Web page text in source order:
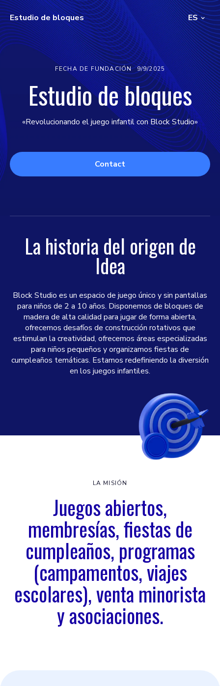
Estudio de bloques ES
FECHA DE FUNDACIÓN 9/9/2025
Estudio de bloques
«Revolucionando el juego infantil con Block Studio»
Contact
La historia del origen de
Idea
Block Studio es un espacio de juego único y sin pantallas
para niños de 2 a 10 años. Disponemos de bloques de
madera de alta calidad para jugar de forma abierta,
ofrecemos desafíos de construcción rotativos que
estimulan la creatividad, ofrecemos áreas especializadas
para niños pequeños y organizamos fiestas de
cumpleaños temáticas. Estamos redefiniendo la diversión
en los juegos infantiles.
LA MISIÓN
Juegos abiertos,
membresías, fiestas de
cumpleaños, programas
(campamentos, viajes
escolares), venta minorista
y asociaciones.